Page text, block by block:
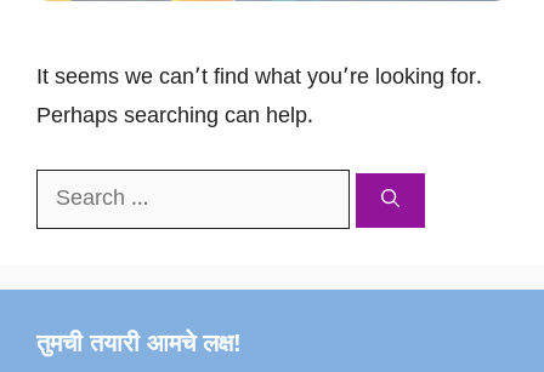
It seems we can’t find what you’re looking for.
Perhaps searching can help.
Search
for:
तुमची तयारी आमचे लक्ष!